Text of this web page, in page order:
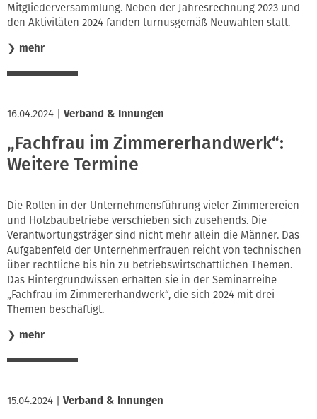
Mitgliederversammlung. Neben der Jahresrechnung 2023 und
den Aktivitäten 2024 fanden turnusgemäß Neuwahlen statt.
❯ mehr
16.04.2024 Verband & Innungen
„Fachfrau im Zimmererhandwerk“:
Weitere Termine
Die Rollen in der Unternehmensführung vieler Zimmerereien
und Holzbaubetriebe verschieben sich zusehends. Die
Verantwortungsträger sind nicht mehr allein die Männer. Das
Aufgabenfeld der Unternehmerfrauen reicht von technischen
über rechtliche bis hin zu betriebswirtschaftlichen Themen.
Das Hintergrundwissen erhalten sie in der Seminarreihe
„Fachfrau im Zimmererhandwerk“, die sich 2024 mit drei
Themen beschäftigt.
❯ mehr
15.04.2024 Verband & Innungen